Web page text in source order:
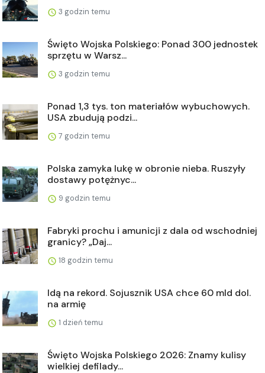
3 godzin temu
Święto Wojska Polskiego: Ponad 300 jednostek
sprzętu w Warsz...
3 godzin temu
Ponad 1,3 tys. ton materiałów wybuchowych.
USA zbudują podzi...
7 godzin temu
Polska zamyka lukę w obronie nieba. Ruszyły
dostawy potężnyc...
9 godzin temu
Fabryki prochu i amunicji z dala od wschodniej
granicy? „Daj...
18 godzin temu
Idą na rekord. Sojusznik USA chce 60 mld dol.
na armię
1 dzień temu
Święto Wojska Polskiego 2026: Znamy kulisy
wielkiej defilady...